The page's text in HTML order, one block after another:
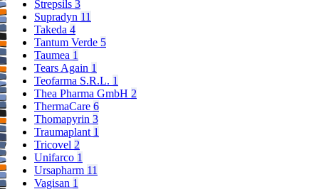
Strepsils 3
Supradyn 11
Takeda 4
Tantum Verde 5
Taumea 1
Tears Again 1
Teofarma S.R.L. 1
Thea Pharma GmbH 2
ThermaCare 6
Thomapyrin 3
Traumaplant 1
Tricovel 2
Unifarco 1
Ursapharm 11
Vagisan 1